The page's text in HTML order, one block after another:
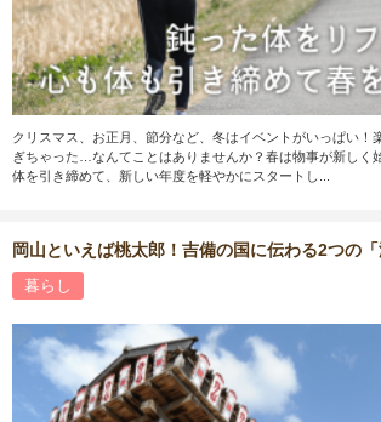
クリスマス、お正月、節分など、冬はイベントがいっぱい！
ぎちゃった…なんてことはありませんか？春は物事が新しく
体を引き締めて、新しい年度を軽やかにスタートし...
岡山といえば桃太郎！吉備の国に伝わる2つの「
暮らし